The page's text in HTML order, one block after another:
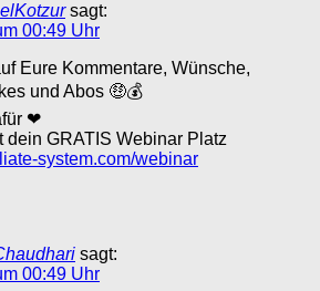
sagt:
00:49 Uhr
Eure Kommentare, Wünsche,
und Abos 🤑💰
❤
dein GRATIS Webinar Platz
system.com/webinar
sagt:
00:49 Uhr